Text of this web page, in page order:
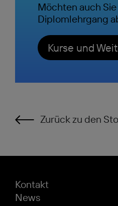
Möchten auch
Diplomlehrgang
Kurse und
Zurück zu den
Kontakt
News